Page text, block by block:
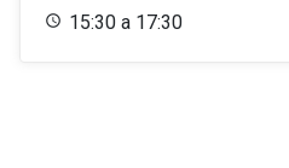
15:30 a 17:30